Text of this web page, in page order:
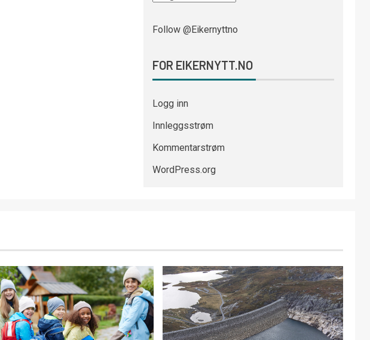
Follow @Eikernyttno
FOR EIKERNYTT.NO
Logg inn
Innleggsstrøm
Kommentarstrøm
WordPress.org